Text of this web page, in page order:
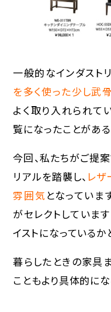
一般的なインダスト
を多く使った少し武
よく取り入れられて
覧になったことがある
今回、私たちがご提
リアルを踏襲し、 レザ
雰囲気となっていま
がセレクトしていま
イストになっているか
暮らしたときの家具
こともより具体的にな